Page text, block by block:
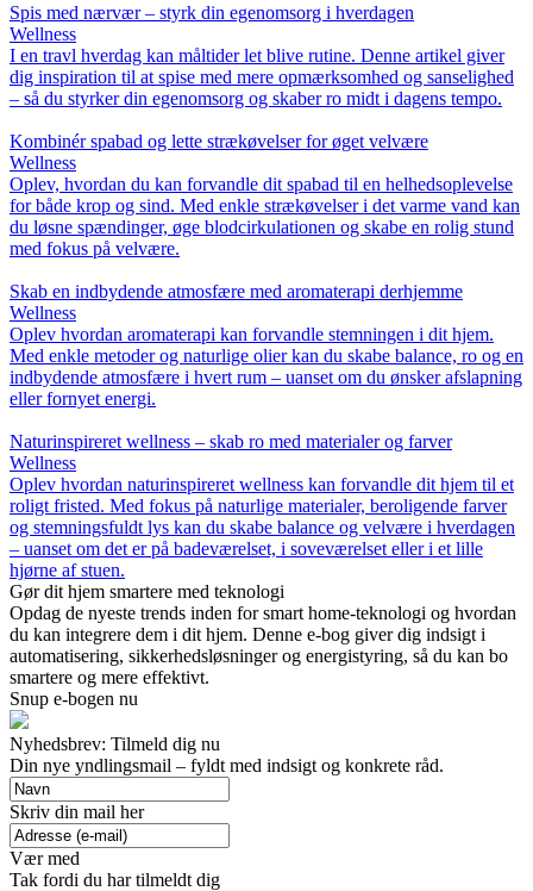
Spis med nærvær – styrk din egenomsorg i hverdagen
Wellness
I en travl hverdag kan måltider let blive rutine. Denne artikel giver
dig inspiration til at spise med mere opmærksomhed og sanselighed
– så du styrker din egenomsorg og skaber ro midt i dagens tempo.
Kombinér spabad og lette strækøvelser for øget velvære
Wellness
Oplev, hvordan du kan forvandle dit spabad til en helhedsoplevelse
for både krop og sind. Med enkle strækøvelser i det varme vand kan
du løsne spændinger, øge blodcirkulationen og skabe en rolig stund
med fokus på velvære.
Skab en indbydende atmosfære med aromaterapi derhjemme
Wellness
Oplev hvordan aromaterapi kan forvandle stemningen i dit hjem.
Med enkle metoder og naturlige olier kan du skabe balance, ro og en
indbydende atmosfære i hvert rum – uanset om du ønsker afslapning
eller fornyet energi.
Naturinspireret wellness – skab ro med materialer og farver
Wellness
Oplev hvordan naturinspireret wellness kan forvandle dit hjem til et
roligt fristed. Med fokus på naturlige materialer, beroligende farver
og stemningsfuldt lys kan du skabe balance og velvære i hverdagen
– uanset om det er på badeværelset, i soveværelset eller i et lille
hjørne af stuen.
Gør dit hjem smartere med teknologi
Opdag de nyeste trends inden for smart home-teknologi og hvordan
du kan integrere dem i dit hjem. Denne e-bog giver dig indsigt i
automatisering, sikkerhedsløsninger og energistyring, så du kan bo
smartere og mere effektivt.
Snup e-bogen nu
Nyhedsbrev: Tilmeld dig nu
Din nye yndlingsmail – fyldt med indsigt og konkrete råd.
Skriv din mail her
Vær med
Tak fordi du har tilmeldt dig